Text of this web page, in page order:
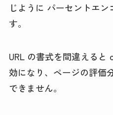
じように パーセントエ
す。
URL の書式を間違えると
効になり、ページの評価
できません。